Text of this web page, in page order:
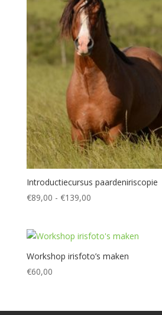
Introductiecursus paardeniriscopie
€89,00 - €139,00Prijsklasse:
€139,00
Workshop irisfoto’s maken
€60,00